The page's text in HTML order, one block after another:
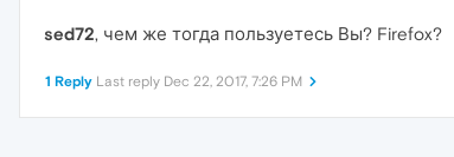
sed72, чем же тогда пользуетесь Вы? Firefox?
1 Reply Last reply Dec 22, 2017, 7:26 PM